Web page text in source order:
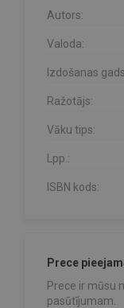
Autors:
Valoda:
Izdošanas
Ražotājs:
Vāku tips:
Lpp.:
ISBN kods:
Prece
Prece ir mūsu
pasūtījumam.